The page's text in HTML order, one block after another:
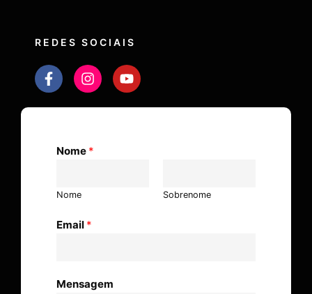
REDES SOCIAIS
Nome *
Nome Sobrenome
Email *
Mensagem